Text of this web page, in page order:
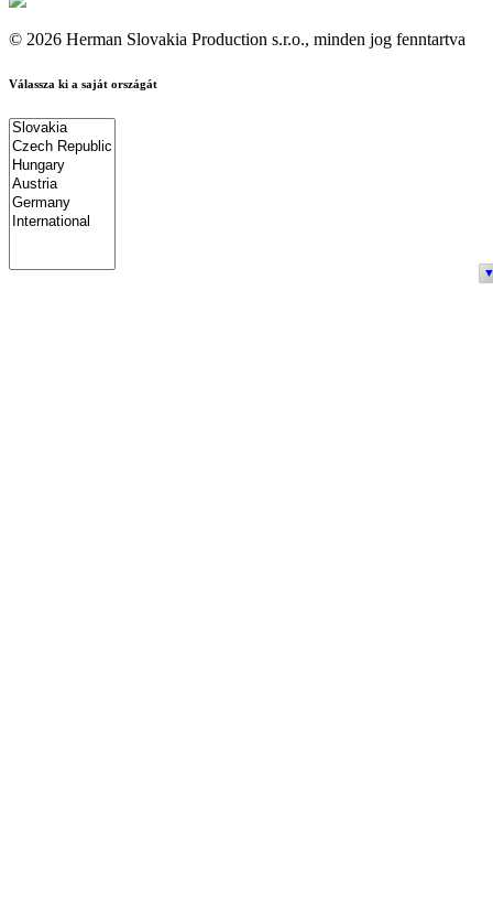
© 2026 Herman Slovakia Production s.r.o., minden jog fenntartva
Válassza ki a saját országát